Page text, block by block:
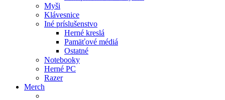
Myši
Klávesnice
Iné príslušenstvo
Herné kreslá
Pamäťové médiá
Ostatné
Notebooky
Herné PC
Razer
Merch